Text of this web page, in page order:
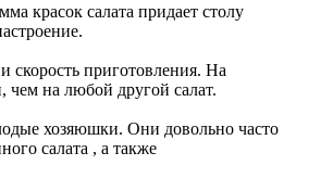
красок салата придает столу
скорость приготовления. На
чем на любой другой салат.
хозяюшки. Они довольно часто
салата , а также